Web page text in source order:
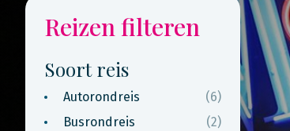
Reizen filteren
Soort reis
Autorondreis
(6)
Busrondreis
(2)